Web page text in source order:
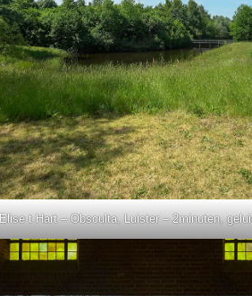
Elise t Hart – Obsculta, Luister – 2minuten,